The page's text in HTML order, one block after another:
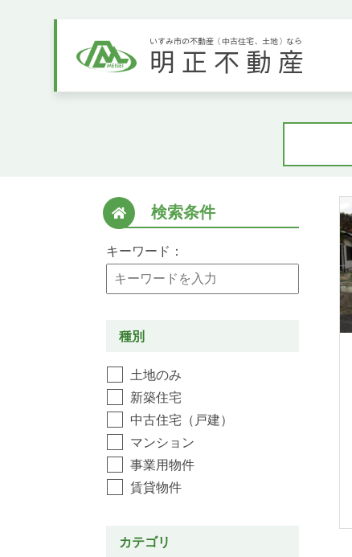
いすみ市の不動産（中古住宅、土地）なら
明正不動産
検索条件
キーワード：
種別
土地のみ
新築住宅
中古住宅（戸建）
マンション
事業用物件
賃貸物件
カテゴリ